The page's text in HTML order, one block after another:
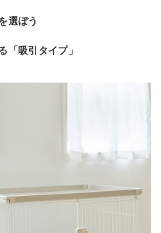
選ぼう
「吸引タイプ」